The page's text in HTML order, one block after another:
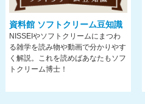
資料館 ソフトクリーム豆知識
NISSEIやソフトクリームにまつわ
る雑学を読み物や動画で分かりやす
く解説。これを読めばあなたもソフ
トクリーム博士！